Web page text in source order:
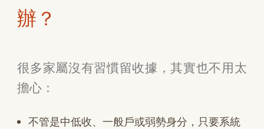
辦？
很多家屬沒有習慣留收據，其實也不用太
擔心：
不管是中低收、一般戶或弱勢身分，只要系統